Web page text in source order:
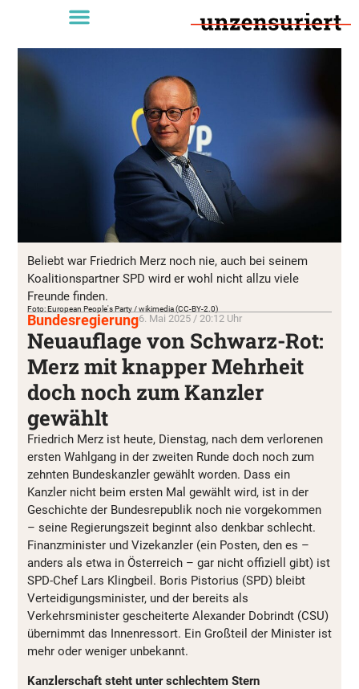
Beliebt war Friedrich Merz noch nie, auch bei seinem
Koalitionspartner SPD wird er wohl nicht allzu viele
Freunde finden.
Foto: European People's Party / wikimedia (CC-BY-2.0)
Bundesregierung6. Mai 2025 / 20:12 Uhr
Neuauflage von Schwarz-Rot:
Merz mit knapper Mehrheit
doch noch zum Kanzler
gewählt
Friedrich Merz ist heute, Dienstag, nach dem verlorenen
ersten Wahlgang in der zweiten Runde doch noch zum
zehnten Bundeskanzler gewählt worden. Dass ein
Kanzler nicht beim ersten Mal gewählt wird, ist in der
Geschichte der Bundesrepublik noch nie vorgekommen
– seine Regierungszeit beginnt also denkbar schlecht.
Finanzminister und Vizekanzler (ein Posten, den es –
anders als etwa in Österreich – gar nicht offiziell gibt) ist
SPD-Chef Lars Klingbeil. Boris Pistorius (SPD) bleibt
Verteidigungsminister, und der bereits als
Verkehrsminister gescheiterte Alexander Dobrindt (CSU)
übernimmt das Innenressort. Ein Großteil der Minister ist
mehr oder weniger unbekannt.
Kanzlerschaft steht unter schlechtem Stern